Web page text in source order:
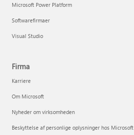
Microsoft Power Platform
Softwarefirmaer
Visual Studio
Firma
Karriere
Om Microsoft
Nyheder om virksomheden
Beskyttelse af personlige oplysninger hos Microsoft